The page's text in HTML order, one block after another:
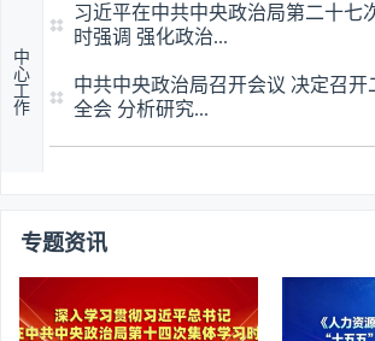
中
心
工
作
习近平在中共中央政治局第二十七
时强调 强化政治...
中共中央政治局召开会议 决定召开
全会 分析研究...
2026-06-15
2024-11-18
专题资讯